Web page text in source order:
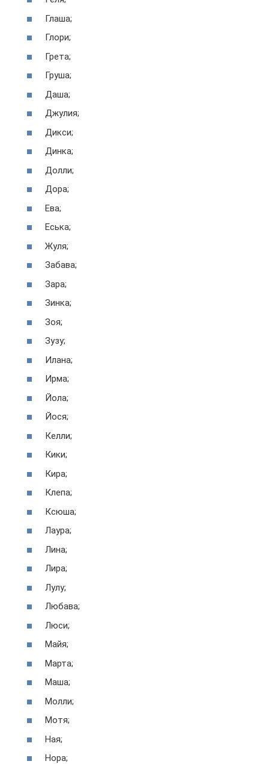
Глаша;
Глори;
Грета;
Груша;
Даша;
Джулия;
Дикси;
Динка;
Долли;
Дора;
Ева;
Еська;
Жуля;
Забава;
Зара;
Зинка;
Зоя;
Зузу;
Илана;
Ирма;
Йола;
Йося;
Келли;
Кики;
Кира;
Клепа;
Ксюша;
Лаура;
Лина;
Лира;
Лулу;
Любава;
Люси;
Майя;
Марта;
Маша;
Молли;
Мотя;
Ная;
Нора;